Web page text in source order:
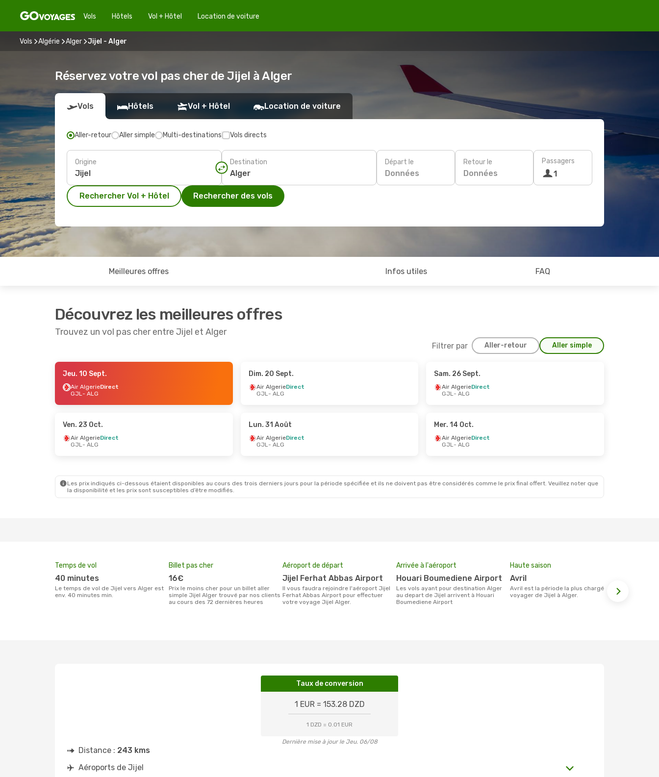
Vols Hôtels Vol + Hôtel Location de voiture
Vols Algérie Alger Jijel - Alger
Réservez votre vol pas cher de Jijel à Alger
Vols Hôtels Vol + Hôtel Location de voiture
Aller-retour Aller simple Multi-destinations Vols directs
Origine Destination Départ le
Données
Retour le
Données
Passagers
1
Rechercher Vol + Hôtel Rechercher des vols
Meilleures offres Infos utiles FAQ
Découvrez les meilleures offres
Trouvez un vol pas cher entre Jijel et Alger
Filtrer par Aller-retour Aller simple
- Ven. 18 Sept.
Jeu. 10 Sept.
Air AlgerieDirect
GJL- ALG
Dim. 20 Sept.
Air AlgerieDirect
GJL- ALG
Sam. 26 Sept.
Air AlgerieDirect
GJL- ALG
Ven. 23 Oct.
Air AlgerieDirect
GJL- ALG
Lun. 31 Août
Air AlgerieDirect
GJL- ALG
Mer. 14 Oct.
Air AlgerieDirect
GJL- ALG
Les prix indiqués ci-dessous étaient disponibles au cours des trois derniers jours pour la période spécifiée et ils ne doivent pas être considérés comme le prix final offert. Veuillez noter que
la disponibilité et les prix sont susceptibles d’être modifiés.
Temps de vol
40 minutes
Le temps de vol de Jijel vers Alger est
env. 40 minutes min.
Billet pas cher
16€
Prix le moins cher pour un billet aller
simple Jijel Alger trouvé par nos clients
au cours des 72 dernières heures
Aéroport de départ
Jijel Ferhat Abbas Airport
Il vous faudra rejoindre l'aéroport Jijel
Ferhat Abbas Airport pour effectuer
votre voyage Jijel Alger.
Arrivée à l'aéroport
Houari Boumediene Airport
Les vols ayant pour destination Alger
au depart de Jijel arrivent à Houari
Boumediene Airport
Haute saison
avril
avril est la période la plus chargée pour
voyager de Jijel à Alger.
Taux de conversion
1 EUR = 153.28 DZD
1 DZD = 0.01 EUR
Dernière mise à jour le Jeu. 06/08
Distance : 243 kms
Aéroports de Jijel